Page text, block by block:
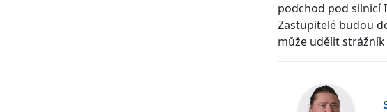
podchod pod silnicí
Zastupitelé budou
může udělit